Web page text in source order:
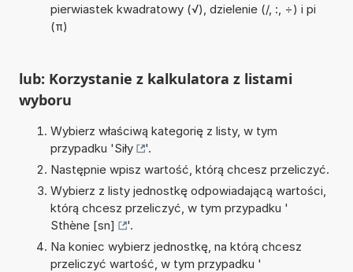
pierwiastek kwadratowy (√), dzielenie (/, :, ÷) i pi
(π)
lub: Korzystanie z kalkulatora z listami
wyboru
Wybierz właściwą kategorię z listy, w tym
przypadku 'Siły
'.
Następnie wpisz wartość, którą chcesz przeliczyć.
Wybierz z listy jednostkę odpowiadającą wartości,
którą chcesz przeliczyć, w tym przypadku '
Sthène [sn]
'.
Na koniec wybierz jednostkę, na którą chcesz
przeliczyć wartość, w tym przypadku '